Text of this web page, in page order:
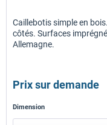
Caillebotis simple en
côtés. Surfaces
Allemagne.
Prix sur demande
Dimension